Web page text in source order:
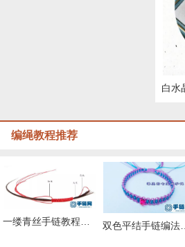
编绳教程推荐
双色平结手链编法图解，附平结手链收尾方法